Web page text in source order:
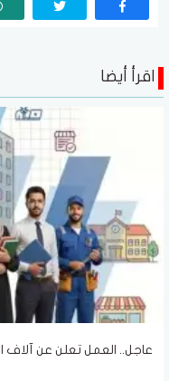
اقرأ أيضا
عاجل.. العمل تعلن عن آلاف